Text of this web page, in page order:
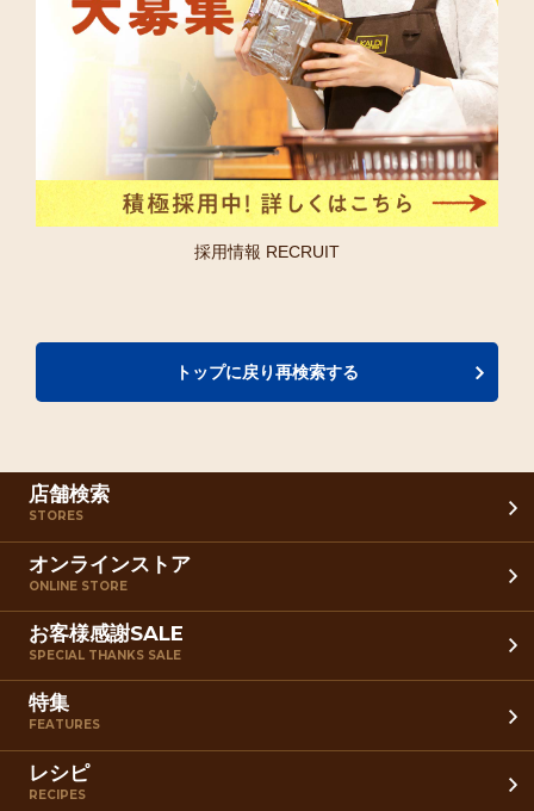
採用情報 RECRUIT
トップに戻り再検索する
店舗検索
STORES
オンラインストア
ONLINE STORE
お客様感謝SALE
SPECIAL THANKS SALE
特集
FEATURES
レシピ
RECIPES